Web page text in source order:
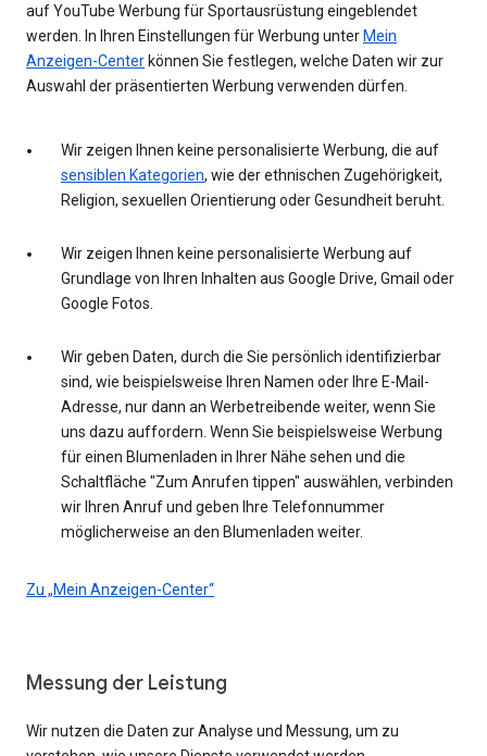
auf YouTube Werbung für Sportausrüstung eingeblendet
werden. In Ihren Einstellungen für Werbung unter Mein
Anzeigen-Center können Sie festlegen, welche Daten wir zur
Auswahl der präsentierten Werbung verwenden dürfen.
Wir zeigen Ihnen keine personalisierte Werbung, die auf
sensiblen Kategorien, wie der ethnischen Zugehörigkeit,
Religion, sexuellen Orientierung oder Gesundheit beruht.
Wir zeigen Ihnen keine personalisierte Werbung auf
Grundlage von Ihren Inhalten aus Google Drive, Gmail oder
Google Fotos.
Wir geben Daten, durch die Sie persönlich identifizierbar
sind, wie beispielsweise Ihren Namen oder Ihre E-Mail-
Adresse, nur dann an Werbetreibende weiter, wenn Sie
uns dazu auffordern. Wenn Sie beispielsweise Werbung
für einen Blumenladen in Ihrer Nähe sehen und die
Schaltfläche "Zum Anrufen tippen" auswählen, verbinden
wir Ihren Anruf und geben Ihre Telefonnummer
möglicherweise an den Blumenladen weiter.
Zu „Mein Anzeigen-Center“
Messung der Leistung
Wir nutzen die Daten zur Analyse und Messung, um zu